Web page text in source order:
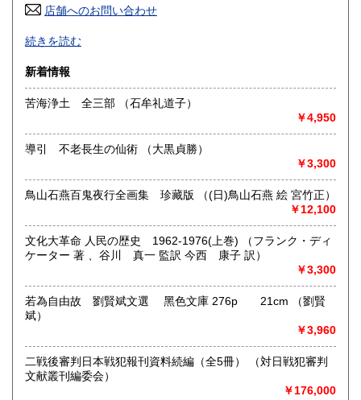
山口県 徳島県
福岡県 1,210円
佐賀県 1,210円 長崎県 1,210円
熊本県 大分県
宮崎県 鹿児島県 1,210円
沖縄県 1,650円
店舗へのお問い合わせ
1969年創業の中国アジア関係の輸入書籍と国内書籍の専門店
です。
古書に関しましてはネット販売が中心のため大半の本は倉庫
に保管しております。
店舗に来られても現物ない事もございます。
沿線名：福岡市営地下鉄箱崎線
営業時間：月〜金 10:00〜17:00
定休日：日曜・祝日・土曜日休業。年末年始、夏季休暇は別
書籍の買取について
取り扱い分野
-
続きを読む
新着情報
苦海浄土 全三部 （石牟礼道子）
￥4,950
導引 不老長生の仙術 （大黒貞勝）
￥3,300
鳥山石燕百鬼夜行全画集 珍藏版 （(日)鳥山石燕 絵 宮竹正）
￥12,100
文化大革命 人民の歴史 1962-1976(上巻) （フランク・ディ
ケーター 著 、谷川 真一 監訳 今西 康子 訳）
￥3,300
若為自由故 劉賢斌文選 黑色文庫 276p 21cm （劉賢
斌）
￥3,960
二戦後審判日本戦犯報刊資料続編（全5冊） （対日戦犯審判
文献叢刊編委会）
￥176,000